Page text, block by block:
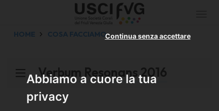
Abbiamo a cuore la tua
privacy
Continua senza accettare
HOME COSA FACCIAMO
Verbum Resonans 2016